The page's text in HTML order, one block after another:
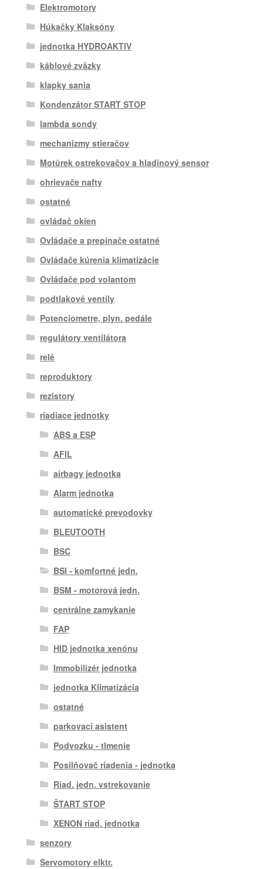
Elektromotory
Húkačky Klaksóny
jednotka HYDROAKTIV
káblové zväzky
klapky sania
Kondenzátor START STOP
lambda sondy
mechanizmy stieračov
Motůrek ostrekovačov a hladinový sensor
ohrievače nafty
ostatné
ovládač okien
Ovládače a prepínače ostatné
Ovládače kúrenia klimatizácie
Ovládače pod volantom
podtlakové ventily
Potenciometre, plyn. pedále
regulátory ventilátora
relé
reproduktory
rezistory
riadiace jednotky
ABS a ESP
AFIL
airbagy jednotka
Alarm jednotka
automatické prevodovky
BLEUTOOTH
BSC
BSI - komfortné jedn.
BSM - motorová jedn.
centrálne zamykanie
FAP
HID jednotka xenónu
Immobilizér jednotka
jednotka Klimatizácia
ostatné
parkovací asistent
Podvozku - tlmenie
Posilňovač riadenia - jednotka
Riad. jedn. vstrekovanie
ŠTART STOP
XENON riad. jednotka
senzory
Servomotory elktr.